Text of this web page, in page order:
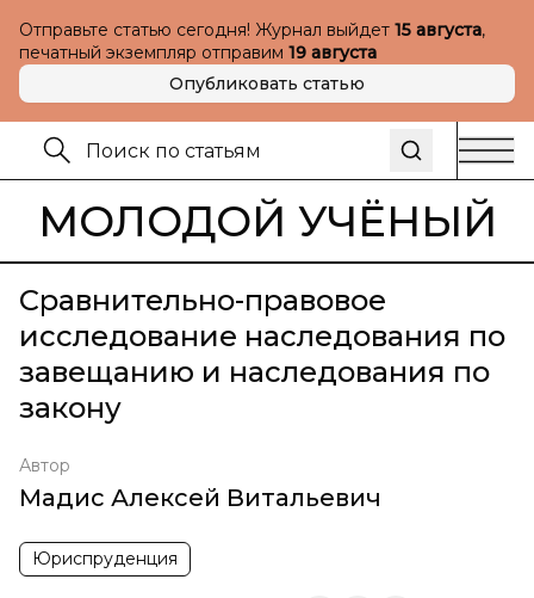
Отправьте статью сегодня! Журнал выйдет 15 августа,
печатный экземпляр отправим 19 августа
Опубликовать статью
МОЛОДОЙ УЧЁНЫЙ
Сравнительно-правовое
исследование наследования по
завещанию и наследования по
закону
Автор
Мадис Алексей Витальевич
Юриспруденция